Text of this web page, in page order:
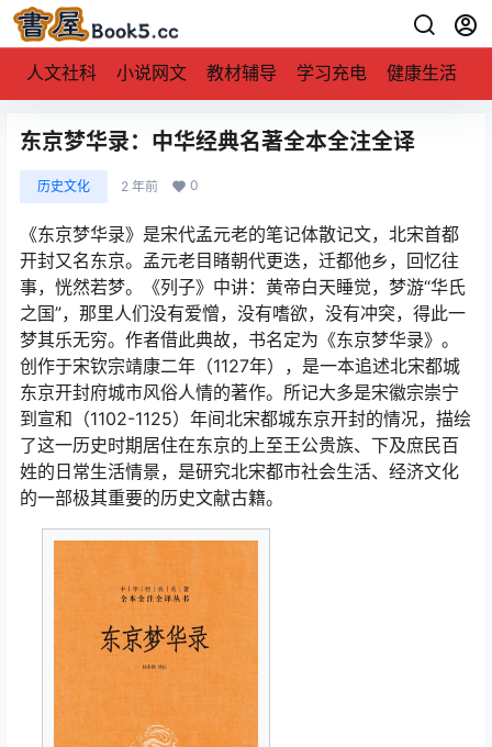
人文社科 小说网文 教材辅导 学习充电 健康生活
东京梦华录：中华经典名著全本全注全译
历史文化 2 年前 0
《东京梦华录》是宋代孟元老的笔记体散记文，北宋首都
开封又名东京。孟元老目睹朝代更迭，迁都他乡，回忆往
事，恍然若梦。《列子》中讲：黄帝白天睡觉，梦游“华氏
之国”，那里人们没有爱憎，没有嗜欲，没有冲突，得此一
梦其乐无穷。作者借此典故，书名定为《东京梦华录》。
创作于宋钦宗靖康二年（1127年），是一本追述北宋都城
东京开封府城市风俗人情的著作。所记大多是宋徽宗崇宁
到宣和（1102-1125）年间北宋都城东京开封的情况，描绘
了这一历史时期居住在东京的上至王公贵族、下及庶民百
姓的日常生活情景，是研究北宋都市社会生活、经济文化
的一部极其重要的历史文献古籍。